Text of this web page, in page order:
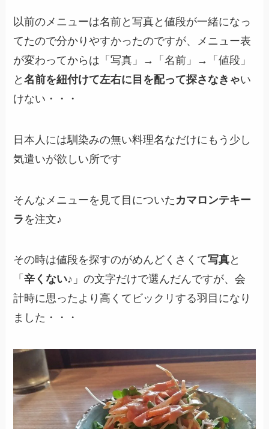
以前のメニューは名前と写真と値段が一緒になっ
てたので分かりやすかったのですが、メニュー表
が変わってからは「写真」→「名前」→「値段」
と名前を紐付けて左右に目を配って探さなきゃい
けない・・・
日本人には馴染みの無い料理名なだけにもう少し
気遣いが欲しい所です
そんなメニューを見て目についた カマロンテキー
ラ を注文♪
その時は値段を探すのがめんどくさくて写真と
「辛くない♪ 」の文字だけで選んだんですが、会
計時に思ったより高くてビックリする羽目になり
ました・・・